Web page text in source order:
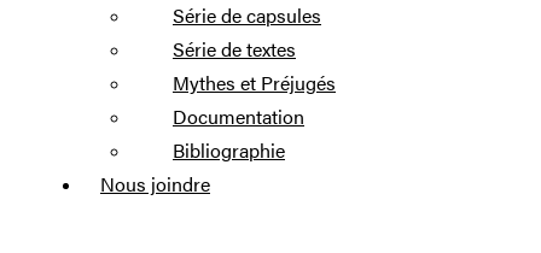
Série de capsules
Série de textes
Mythes et Préjugés
Documentation
Bibliographie
Nous joindre